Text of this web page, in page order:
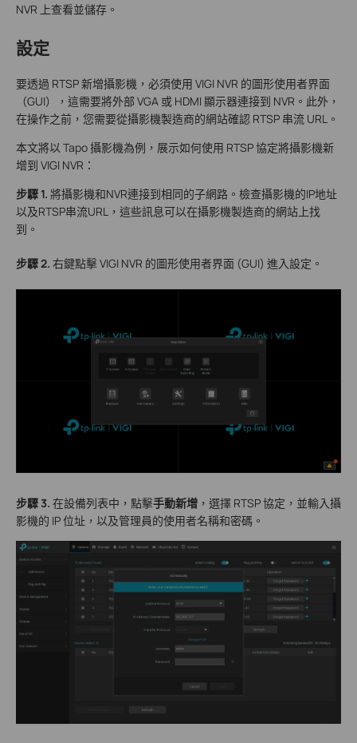
NVR 上查看並儲存。
設定
要透過 RTSP 新增攝影機，必須使用 VIGI NVR 的圖形使用者界面
（GUI），這需要將外部 VGA 或 HDMI 顯示器連接到 NVR。此外，
在操作之前，您需要從攝影機製造商的網站確認 RTSP 串流 URL。
本文將以 Tapo 攝影機為例，展示如何使用 RTSP 協定將攝影機新
增到 VIGI NVR：
步驟 1. 將攝影機和NVR連接到相同的子網路。檢查攝影機的IP地址
以及RTSP串流URL，這些訊息可以在攝影機製造商的網站上找
到。
步驟 2. 右鍵點擊 VIGI NVR 的圖形使用者界面 (GUI) 進入設定。
步驟 3. 在設備列表中，點擊手動新增 ，選擇 RTSP 協定，並輸入攝
影機的 IP 位址，以及管理員的使用者名稱和密碼。